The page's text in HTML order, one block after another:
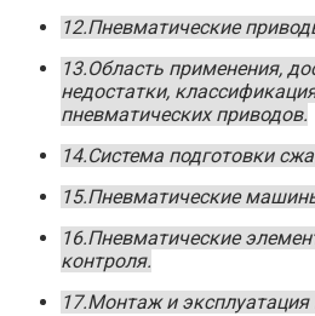
12.Пневматические
13.Область применения,
недостатки,
пневматических приводов.
14.Система подготовки
15.Пневматические
16.Пневматические
контроля.
17.Монтаж и